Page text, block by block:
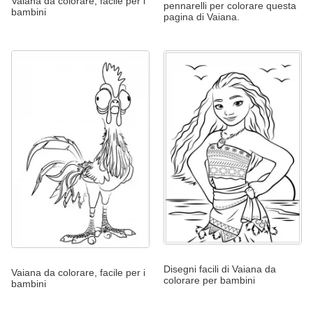
bambini
pennarelli per colorare questa
pagina di Vaiana.
Vaiana da colorare, facile per i
bambini
Disegni facili di Vaiana da
colorare per bambini